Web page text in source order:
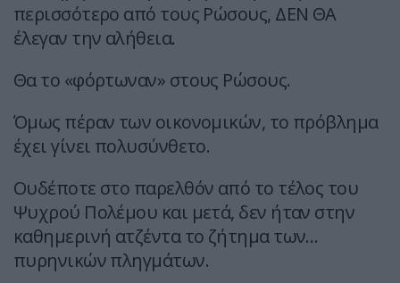
περισσότερο από τους Ρώσους, ΔΕΝ ΘΑ
έλεγαν την αλήθεια.
Θα το «φόρτωναν» στους Ρώσους.
Όμως πέραν των οικονομικών, το πρόβλημα
έχει γίνει πολυσύνθετο.
Ουδέποτε στο παρελθόν από το τέλος του
Ψυχρού Πολέμου και μετά, δεν ήταν στην
καθημερινή ατζέντα το ζήτημα των…
πυρηνικών πληγμάτων.